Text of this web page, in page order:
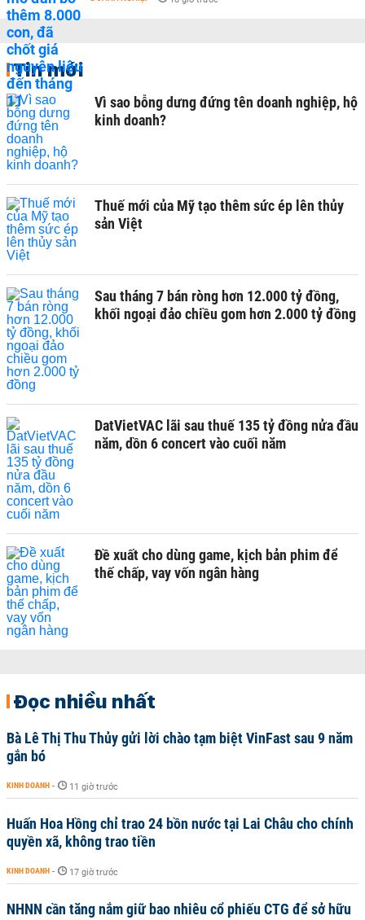
Tin mới
Vì sao bỗng dưng đứng tên doanh nghiệp, hộ
kinh doanh?
Thuế mới của Mỹ tạo thêm sức ép lên thủy
sản Việt
Sau tháng 7 bán ròng hơn 12.000 tỷ đồng,
khối ngoại đảo chiều gom hơn 2.000 tỷ đồng
DatVietVAC lãi sau thuế 135 tỷ đồng nửa đầu
năm, dồn 6 concert vào cuối năm
Đề xuất cho dùng game, kịch bản phim để
thế chấp, vay vốn ngân hàng
Đọc nhiều nhất
Bà Lê Thị Thu Thủy gửi lời chào tạm biệt VinFast sau 9 năm
gắn bó
KINH DOANH - 11 giờ trước
Huấn Hoa Hồng chỉ trao 24 bồn nước tại Lai Châu cho chính
quyền xã, không trao tiền
KINH DOANH - 17 giờ trước
NHNN cần tăng nắm giữ bao nhiêu cổ phiếu CTG để sở hữu